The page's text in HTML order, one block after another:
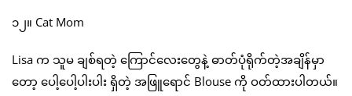
၁၂။ Cat Mom
Lisa က သူမ ချစ်ရတဲ့ ကြောင်လေးတွေနဲ့ ဓာတ်ပုံရိုက်တဲ့အချိန်မှာ
တော့ ပေါ့ပေါ့ပါးပါး ရှိတဲ့ အဖြူရောင် Blouse ကို ဝတ်ထားပါတယ်။